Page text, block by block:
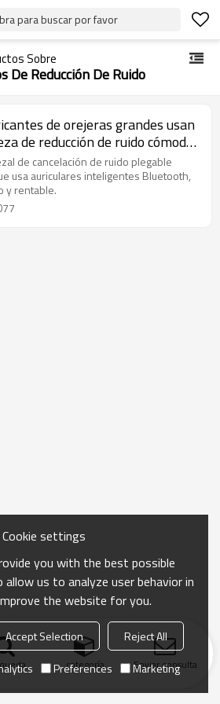
para buscar por favor
Sobre
De Reducción De Ruido
de orejeras grandes usan
de reducción de ruido cómoda
Bluetooth
de cancelación de ruido plegable
usa auriculares inteligentes Bluetooth,
y rentable.
categoría Enviar consulta
Cookie settings
you with the best possible
allow us to analyze user behavior in
the website for you.
Accept Selection
Reject All
Preferences Marketing